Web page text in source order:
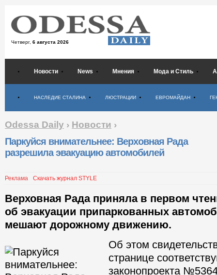
Четверг, 6 августа 2026
Новости News Мнения Мода и Стиль
НАСЛЕДИЕ СТАЛИНА ЛЮСТРАЦИИ ЕВРОМАЙДАН
Odessa Daily › Новости ›
Паркуйся внимательнее: Верховная Рада
разрешила эвакуацию автомобилей
Реклама Скачать журнал STYLE
Верховная Рада приняла в первом
об эвакуации припаркованных
мешают дорожному движению.
Об этом
странице
законопроекта